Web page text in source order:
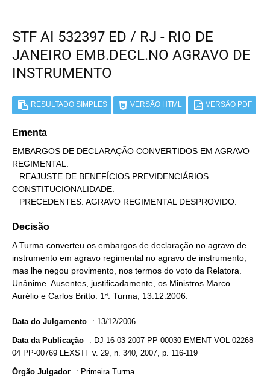
STF AI 532397 ED / RJ - RIO DE
JANEIRO EMB.DECL.NO AGRAVO DE
INSTRUMENTO
RESULTADO SIMPLES VERSÃO HTML VERSÃO PDF
Ementa
EMBARGOS DE DECLARAÇÃO CONVERTIDOS EM AGRAVO
REGIMENTAL.
CONSTITUCIONALIDADE.
   PRECEDENTES. AGRAVO REGIMENTAL DESPROVIDO.
Decisão
A Turma converteu os embargos de declaração no agravo de
instrumento em agravo regimental no agravo de instrumento,
mas lhe negou provimento, nos termos do voto da Relatora.
Unânime. Ausentes, justificadamente, os Ministros Marco
Aurélio e Carlos Britto. 1ª. Turma, 13.12.2006.
Data do Julgamento : 13/12/2006
Data da Publicação : DJ 16-03-2007 PP-00030 EMENT VOL-02268-
04 PP-00769 LEXSTF v. 29, n. 340, 2007, p. 116-119
Órgão Julgador : Primeira Turma